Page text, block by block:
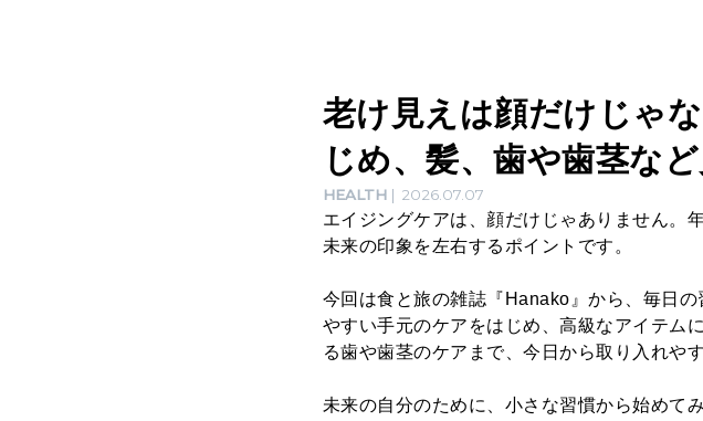
老け見えは顔だけじゃ
じめ、髪、歯や歯茎な
HEALTH 2026.07.07
エイジングケアは、顔だけじゃありません。
未来の印象を左右するポイントです。
今回は食と旅の雑誌『Hanako』から、毎日
やすい手元のケアをはじめ、高級なアイテム
る歯や歯茎のケアまで、今日から取り入れや
未来の自分のために、小さな習慣から始めて